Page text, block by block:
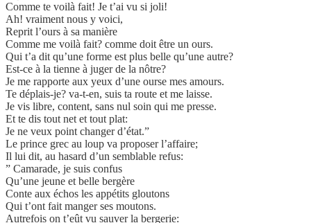
Comme te voilà fait! Je t’ai vu si joli!
Ah! vraiment nous y voici,
Reprit l’ours à sa manière
Comme me voilà fait? comme doit être un ours.
Qui t’a dit qu’une forme est plus belle qu’une autre?
Est-ce à la tienne à juger de la nôtre?
Je me rapporte aux yeux d’une ourse mes amours.
Te déplais-je? va-t-en, suis ta route et me laisse.
Je vis libre, content, sans nul soin qui me presse.
Et te dis tout net et tout plat:
Je ne veux point changer d’état.”
Le prince grec au loup va proposer l’affaire;
Il lui dit, au hasard d’un semblable refus:
” Camarade, je suis confus
Qu’une jeune et belle bergère
Conte aux échos les appétits gloutons
Qui t’ont fait manger ses moutons.
Autrefois on t’eût vu sauver la bergerie: